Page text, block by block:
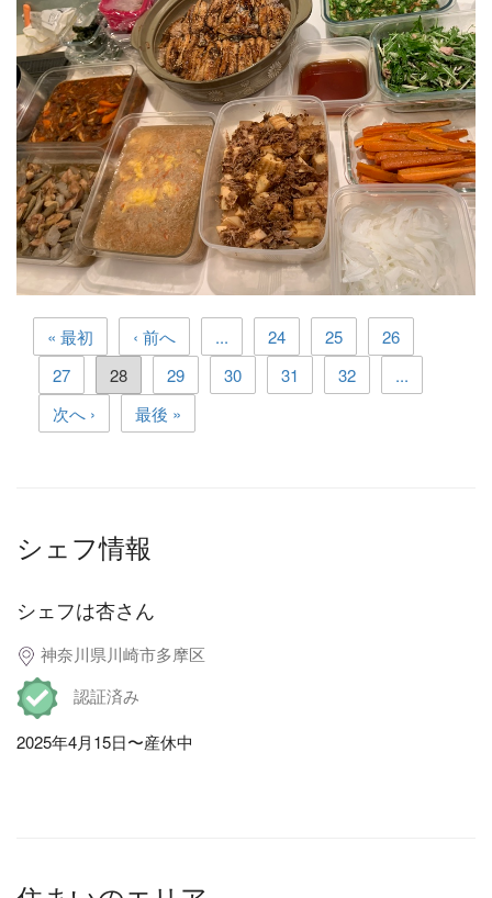
〇ビーフストロガノフ
〇鶏ごぼう
〇気まぐれひつまぶし
〇かに玉
〇水菜とツナの塩昆布和え
〇ローストキャロット
〇厚揚げと筍煮
〇めかぶのねばねば和え
◯オニオンスライス
« 最初 ‹ 前へ ... 24 25
26
27
28 29 30 31 32
...
次へ ›
最後 »
シェフ情報
シェフは杏さん
神奈川県川崎市多摩区
認証済み
2025年4月15日〜産休中